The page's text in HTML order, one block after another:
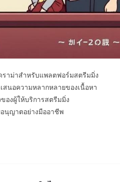
ราม่าสำหรับแพลตฟอร์มสตรีมมิ่ง
สนอความหลากหลายของเนื้อหา
องผู้ให้บริการสตรีมมิ่ง
นุญาตอย่างมืออาชีพ